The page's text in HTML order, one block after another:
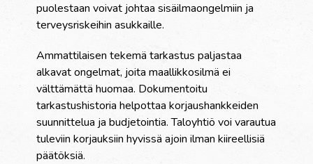
puolestaan voivat johtaa sisäilmaongelmiin ja
terveysriskeihin asukkaille.
Ammattilaisen tekemä tarkastus paljastaa
alkavat ongelmat, joita maallikkosilmä ei
välttämättä huomaa. Dokumentoitu
tarkastushistoria helpottaa korjaushankkeiden
suunnittelua ja budjetointia. Taloyhtiö voi varautua
tuleviin korjauksiin hyvissä ajoin ilman kiireellisiä
päätöksiä.